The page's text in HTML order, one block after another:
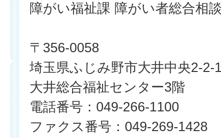
障がい福祉課 障がい者総合相
〒356-0058
埼玉県ふじみ野市大井中央2-2-
大井総合福祉センター3階
電話番号：049-266-1100
ファクス番号：049-269-1428